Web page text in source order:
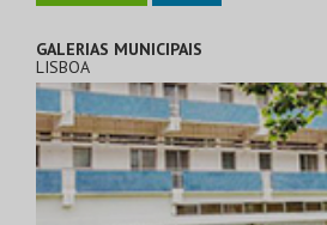
GALERIAS MUNICIPAIS
LISBOA